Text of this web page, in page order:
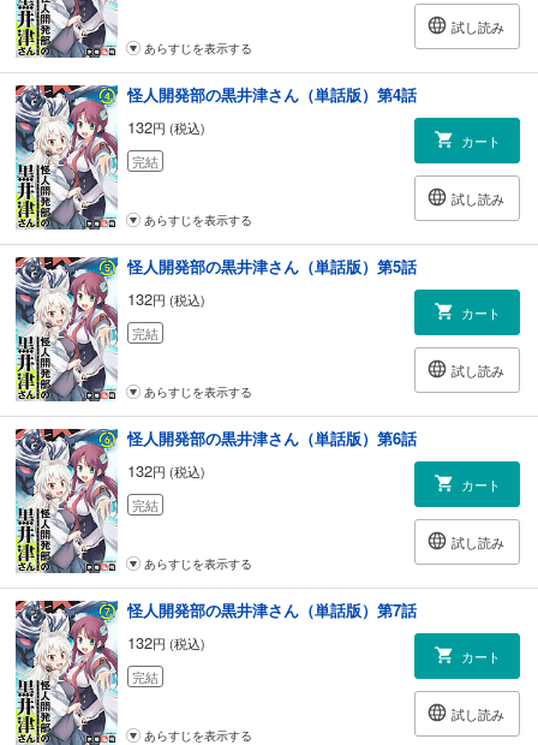
試し読み
あらすじを表示する
怪人開発部の黒井津さん（単話版）第4話
132円 (税込)
完結
カート
試し読み
あらすじを表示する
怪人開発部の黒井津さん（単話版）第5話
132円 (税込)
完結
カート
試し読み
あらすじを表示する
怪人開発部の黒井津さん（単話版）第6話
132円 (税込)
完結
カート
試し読み
あらすじを表示する
怪人開発部の黒井津さん（単話版）第7話
132円 (税込)
完結
カート
試し読み
あらすじを表示する